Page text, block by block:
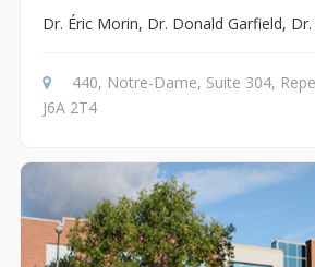
Dr. Éric Morin, Dr. Donald Garfield, Dr.
440, Notre-Dame, Suite 304,
J6A 2T4